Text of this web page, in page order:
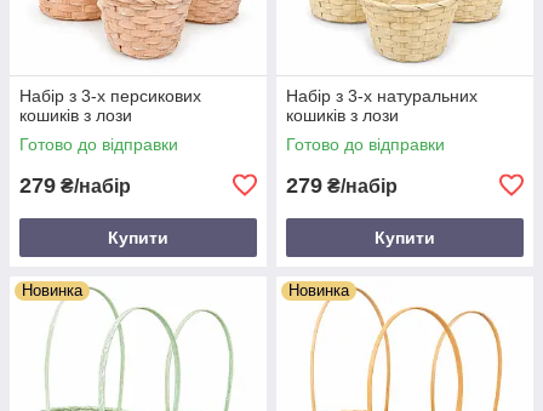
Набір з 3-х персикових
кошиків з лози
Готово до відправки
279 ₴/набір
Купити
Набір з 3-х натуральних
кошиків з лози
Готово до відправки
279 ₴/набір
Купити
Новинка Новинка